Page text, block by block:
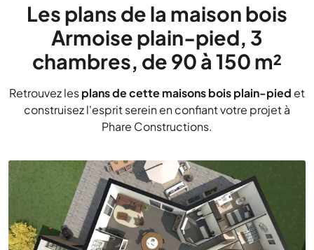
Les plans de la maison bois
Armoise plain-pied, 3
chambres, de 90 à 150 m²
Retrouvez lesplans de cette maisons bois plain-pied et
construisez l'esprit serein en confiant votre projet à
Phare Constructions.
Chargement...